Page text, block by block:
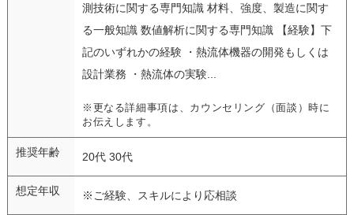
測技術に関する専門知識 材料、強度、製造に関す
る一般知識 数値解析に関する専門知識 【経験】下
記のいずれかの経験 ・熱流体機器の開発もしくは
設計業務 ・熱流体の実験...
※更なる詳細事項は、カウンセリング（面談）時に
お伝えします。
推奨年齢 20代 30代
想定年収 ※ご経験、スキルにより応相談